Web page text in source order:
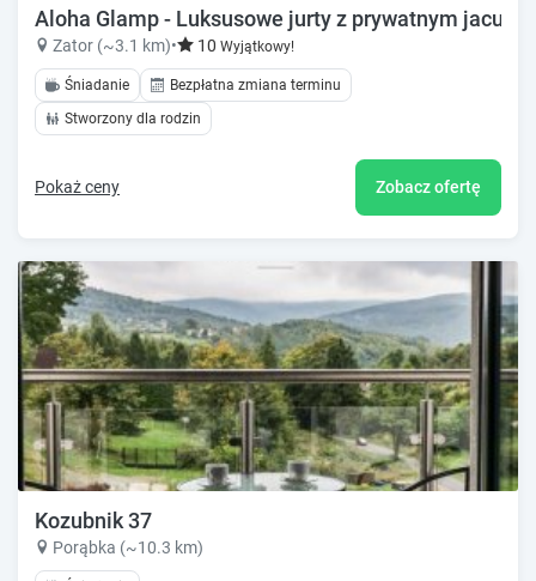
Aloha Glamp - Luksusowe jurty z prywatnym jacuzzi
Zator (~3.1 km)• 10 Wyjątkowy!
Śniadanie
Bezpłatna zmiana terminu
Stworzony dla rodzin
Pokaż ceny Zobacz ofertę
Kozubnik 37
Porąbka (~10.3 km)